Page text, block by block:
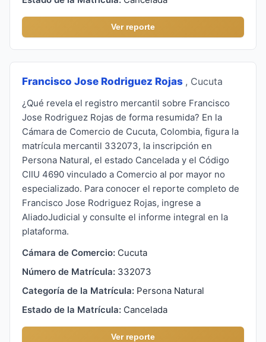
Ver reporte
Francisco Jose Rodriguez Rojas , Cucuta
¿Qué revela el registro mercantil sobre Francisco
Jose Rodriguez Rojas de forma resumida? En la
Cámara de Comercio de Cucuta, Colombia, figura la
matrícula mercantil 332073, la inscripción en
Persona Natural, el estado Cancelada y el Código
CIIU 4690 vinculado a Comercio al por mayor no
especializado. Para conocer el reporte completo de
Francisco Jose Rodriguez Rojas, ingrese a
AliadoJudicial y consulte el informe integral en la
plataforma.
Cámara de Comercio: Cucuta
Número de Matrícula: 332073
Categoría de la Matrícula: Persona Natural
Estado de la Matrícula: Cancelada
Ver reporte